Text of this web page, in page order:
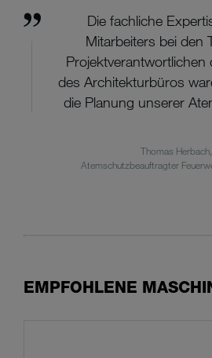
Die fachliche
Mitarbeiters bei den
des Architekturbüros
die Planung unserer
Thomas Herbach,
Atemschutzbeauftragter
EMPFOHLENE